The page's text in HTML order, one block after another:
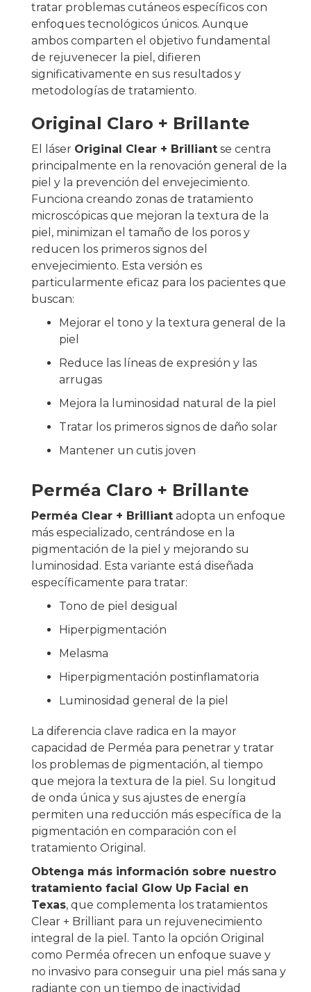
tratar problemas cutáneos específicos con
enfoques tecnológicos únicos. Aunque
ambos comparten el objetivo fundamental
de rejuvenecer la piel, difieren
significativamente en sus resultados y
metodologías de tratamiento.
Original Claro + Brillante
El láser Original Clear + Brilliant se centra
principalmente en la renovación general de la
piel y la prevención del envejecimiento.
Funciona creando zonas de tratamiento
microscópicas que mejoran la textura de la
piel, minimizan el tamaño de los poros y
reducen los primeros signos del
envejecimiento. Esta versión es
particularmente eficaz para los pacientes que
buscan:
Mejorar el tono y la textura general de la
piel
Reduce las líneas de expresión y las
arrugas
Mejora la luminosidad natural de la piel
Tratar los primeros signos de daño solar
Mantener un cutis joven
Perméa Claro + Brillante
Perméa Clear + Brilliant adopta un enfoque
más especializado, centrándose en la
pigmentación de la piel y mejorando su
luminosidad. Esta variante está diseñada
específicamente para tratar:
Tono de piel desigual
Hiperpigmentación
Melasma
Hiperpigmentación postinflamatoria
Luminosidad general de la piel
La diferencia clave radica en la mayor
capacidad de Perméa para penetrar y tratar
los problemas de pigmentación, al tiempo
que mejora la textura de la piel. Su longitud
de onda única y sus ajustes de energía
permiten una reducción más específica de la
pigmentación en comparación con el
tratamiento Original.
Obtenga más información sobre nuestro
tratamiento facial Glow Up Facial en
Texas, que complementa los tratamientos
Clear + Brilliant para un rejuvenecimiento
integral de la piel. Tanto la opción Original
como Perméa ofrecen un enfoque suave y
no invasivo para conseguir una piel más sana y
radiante con un tiempo de inactividad